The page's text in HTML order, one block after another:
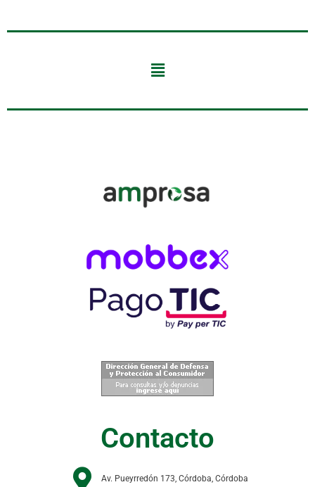
Contacto
Av. Pueyrredón 173, Córdoba, Córdoba